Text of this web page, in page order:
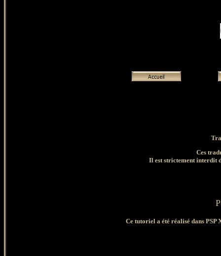
Ces
Il est strictement interdit
Ce tutoriel a été réalisé dans PSP